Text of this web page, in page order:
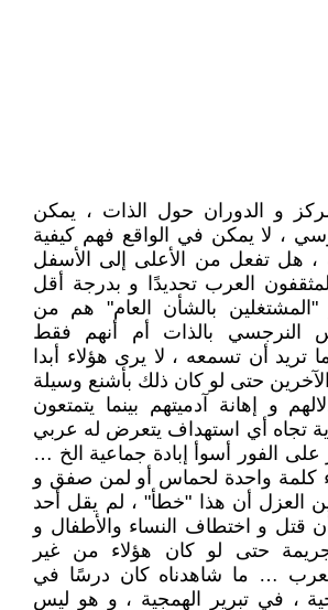
و الدوران حول الذات ، يمكن
، لا يمكن في الواقع فهم كيفية
، هل تفعل من الأعلى إلى الأسفل
العرب تحديدًا و بدرجة أقل
بالشأن العام" هم من
النرجسي بالذات أم أنهم فقط
تريد أن تسمعه ، لا يرى هؤلاء أبدا
حتى لو كان ذلك بأشنع وسيلة
و إهانة آدميتهم بينما يتمتعون
تجاه أي استهداف يتعرض له عربي
على الفور أسوأ إبادة جماعية الخ …
كلمة واحدة لحماس أو لمن صفق و
العزل أن هذا "خطأ" ، لم يقل أحد
قتل و اختطاف النساء والأطفال و
جريمة حتى لو كان هؤلاء من غير
… ما شاهدناه كان درسًا في
، في تبرير الهمجية ، و هو ليس